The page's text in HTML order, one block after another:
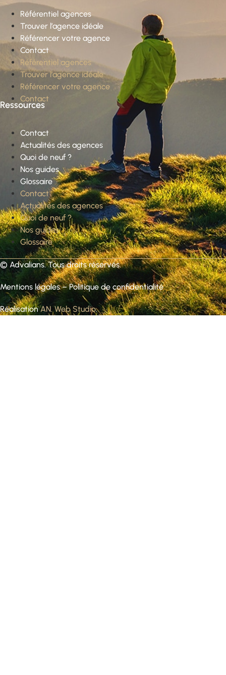
Référentiel agences
Trouver l’agence idéale
Référencer votre agence
Contact
Référentiel agences
Trouver l’agence idéale
Référencer votre agence
Contact
Ressources
Contact
Actualités des agences
Quoi de neuf ?
Nos guides
Glossaire
Contact
Actualités des agences
Quoi de neuf ?
Nos guides
Glossaire
© Advalians. Tous droits réservés.
Mentions légales–Politique de confidentialité
RéalisationAN. Web Studio.